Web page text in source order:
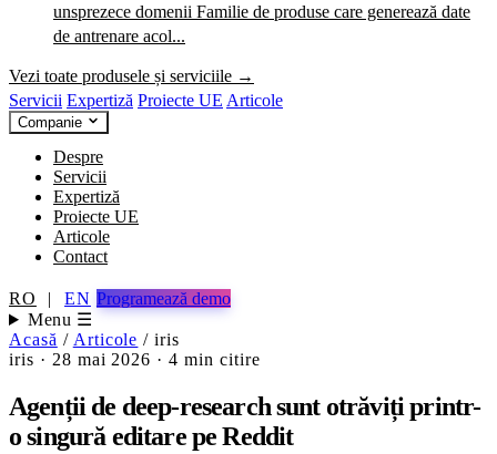
unsprezece domenii Familie de produse care generează date
de antrenare acol...
Vezi toate produsele și serviciile →
Servicii Expertiză Proiecte UE Articole
Companie
Despre
Servicii
Expertiză
Proiecte UE
Articole
Contact
RO | EN Programează demo
Menu ☰
Acasă / Articole / iris
iris · 28 mai 2026 · 4 min citire
Agenții de deep-research sunt otrăviți printr-
o singură editare pe Reddit